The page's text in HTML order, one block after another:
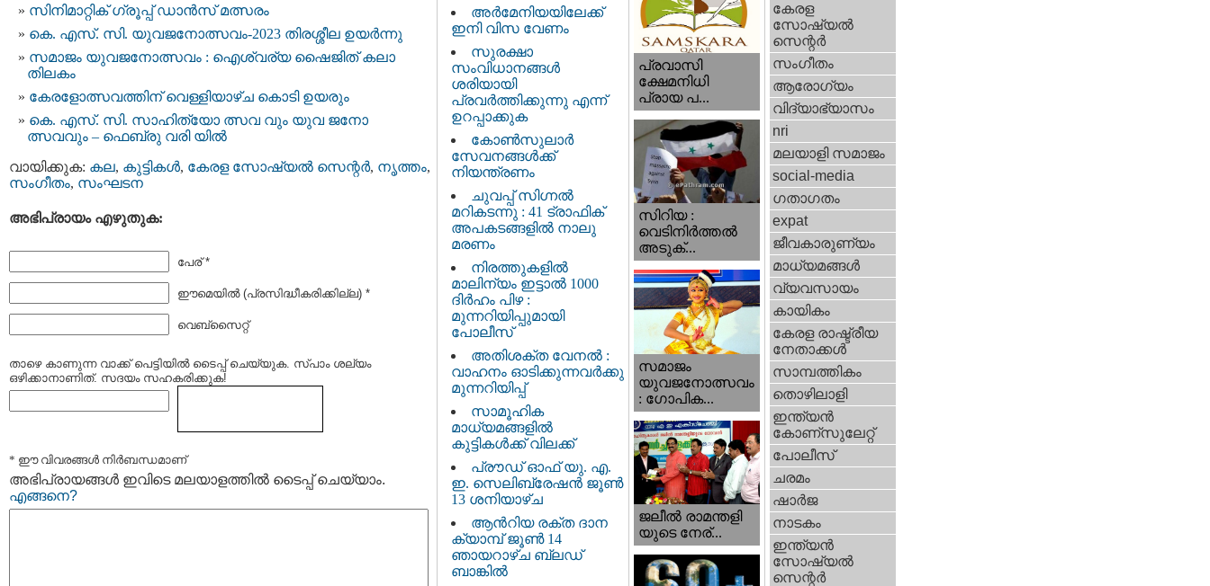
സിനിമാറ്റിക് ഗ്രൂപ്പ് ഡാൻസ് മത്സരം
കെ. എസ്. സി. യുവജനോത്സവം-2023 തിരശ്ശീല ഉയർന്നു
സമാജം യുവജനോത്സവം : ഐശ്വര്യ ഷൈജിത് കലാ
തിലകം
കേരളോത്സവത്തിന് വെള്ളിയാഴ്ച കൊടി ഉയരും
കെ. എസ്. സി. സാഹിത്യോ ത്സവ വും യുവ ജനോ
ത്സവവും – ഫെബ്രു വരി യില്‍
വായിക്കുക: കല, കുട്ടികള്‍, കേരള സോഷ്യല്‍ സെന്റര്‍, നൃത്തം,
സംഗീതം, സംഘടന
അഭിപ്രായം എഴുതുക:
പേര് *
ഈമെയില്‍ (പ്രസിദ്ധീകരിക്കില്ല) *
വെബ്സൈറ്റ്
താഴെ കാണുന്ന വാക്ക് പെട്ടിയില്‍ ടൈപ്പ്‌ ചെയ്യുക. സ്പാം ശല്യം
ഒഴിക്കാനാണിത്. സദയം സഹകരിക്കുക!
* ഈ വിവരങ്ങള്‍ നിര്‍ബന്ധമാണ്
അഭിപ്രായങ്ങള്‍ ഇവിടെ മലയാളത്തില്‍ ടൈപ്പ് ചെയ്യാം.
എങ്ങനെ?
അർമേനിയയിലേക്ക്
ഇനി വിസ വേണം
സുരക്ഷാ
സംവിധാനങ്ങൾ
ശരിയായി
പ്രവർത്തിക്കുന്നു എന്ന്
ഉറപ്പാക്കുക
കോൺസുലാർ
സേവനങ്ങൾക്ക്
നിയന്ത്രണം
ചുവപ്പ് സിഗ്നൽ
മറികടന്നു : 41 ട്രാഫിക്
അപകടങ്ങളിൽ നാലു
മരണം
നിരത്തുകളിൽ
മാലിന്യം ഇട്ടാൽ 1000
ദിർഹം പിഴ :
മുന്നറിയിപ്പുമായി
പോലീസ്
അതിശക്ത വേനൽ :
വാഹനം ഓടിക്കുന്നവർക്കു
മുന്നറിയിപ്പ്
സാമൂഹിക
മാധ്യമങ്ങളിൽ
കുട്ടികൾക്ക് വിലക്ക്
പ്രൗഡ് ഓഫ് യു. എ.
ഇ. സെലിബ്രേഷൻ ജൂൺ
13 ശനിയാഴ്ച
ആൻറിയ രക്ത ദാന
ക്യാമ്പ് ജൂൺ 14
ഞായറാഴ്ച ബ്ലഡ്
ബാങ്കിൽ
പ്രവാസി
ക്ഷേമനിധി
പ്രായ പ...
സിറിയ :
വെടിനിർത്തൽ
അടുക്...
സമാജം
യുവജനോത്സവം
: ഗോപിക...
ജലീല്‍ രാമന്തളി
യുടെ നേര്...
കേരള
സോഷ്യല്‍
സെന്റര്‍
സംഗീതം
ആരോഗ്യം
വിദ്യാഭ്യാസം
nri
മലയാളി സമാജം
social-media
ഗതാഗതം
expat
ജീവകാരുണ്യം
മാധ്യമങ്ങള്‍
വ്യവസായം
കായികം
കേരള രാഷ്ട്രീയ
നേതാക്കള്‍
സാമ്പത്തികം
തൊഴിലാളി
ഇന്ത്യന്‍
കോണ്സുലേറ്റ്
പോലീസ്
ചരമം
ഷാര്‍ജ
നാടകം
ഇന്ത്യന്‍
സോഷ്യല്‍
സെന്റര്‍